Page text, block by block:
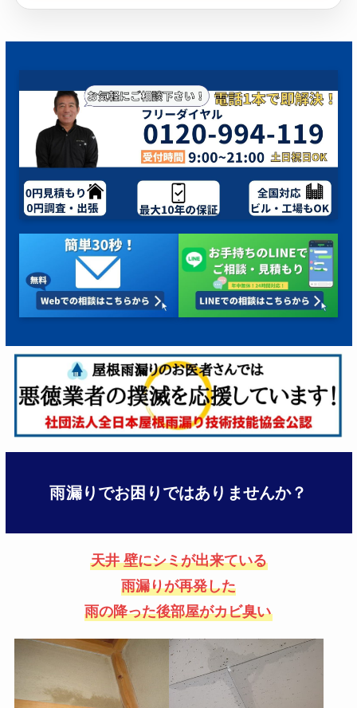
雨漏りでお困りではありませんか？
天井 壁にシミが出来ている
雨漏りが再発した
雨の降った後部屋がカビ臭い